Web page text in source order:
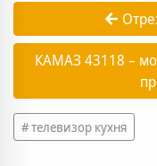
КАМАЗ 43118 –
телевизор кухня